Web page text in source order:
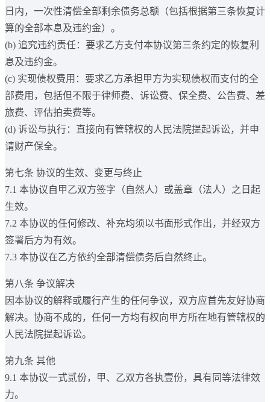
日内，一次性清偿全部剩余债务总额（包括根据第三条恢复计
算的全部本息及违约金）。
(b) 追究违约责任：要求乙方支付本协议第三条约定的恢复利
息及违约金。
(c) 实现债权费用：要求乙方承担甲方为实现债权而支付的全
部费用，包括但不限于律师费、诉讼费、保全费、公告费、差
旅费、评估拍卖费等。
(d) 诉讼与执行：直接向有管辖权的人民法院提起诉讼，并申
请财产保全。
第七条 协议的生效、变更与终止
7.1 本协议自甲乙双方签字（自然人）或盖章（法人）之日起
生效。
7.2 本协议的任何修改、补充均须以书面形式作出，并经双方
签署后方为有效。
7.3 本协议在乙方依约全部清偿债务后自然终止。
第八条 争议解决
因本协议的解释或履行产生的任何争议，双方应首先友好协商
解决。协商不成的，任何一方均有权向甲方所在地有管辖权的
人民法院提起诉讼。
第九条 其他
9.1 本协议一式贰份，甲、乙双方各执壹份，具有同等法律效
力。